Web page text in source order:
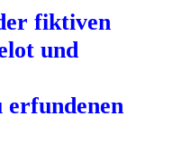
fiktiven
und
erfundenen